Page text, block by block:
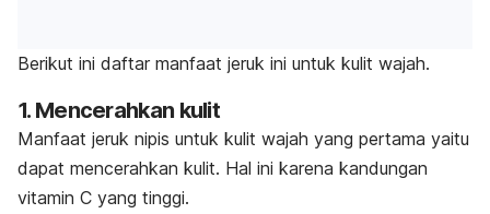
Berikut ini daftar manfaat jeruk ini untuk kulit wajah.
1. Mencerahkan kulit
Manfaat jeruk nipis untuk kulit wajah yang pertama yaitu
dapat mencerahkan kulit. Hal ini karena kandungan
vitamin C yang tinggi.